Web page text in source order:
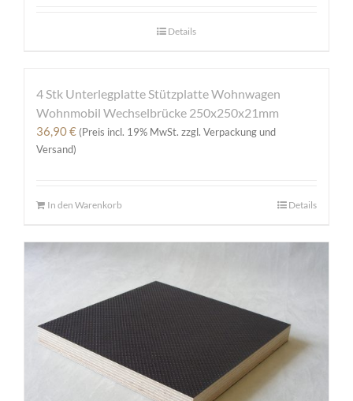
Details
4 Stk Unterlegplatte Stützplatte Wohnwagen
Wohnmobil Wechselbrücke 250x250x21mm
36,90€ (Preis incl. 19% MwSt. zzgl. Verpackung und
Versand)
In den Warenkorb Details